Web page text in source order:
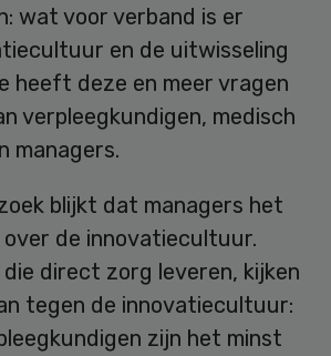
wat voor verband is er
en de uitwisseling
heeft deze en meer vragen
verpleegkundigen, medisch
managers.
blijkt dat managers het
de innovatiecultuur.
direct zorg leveren, kijken
tegen de innovatiecultuur:
zijn het minst